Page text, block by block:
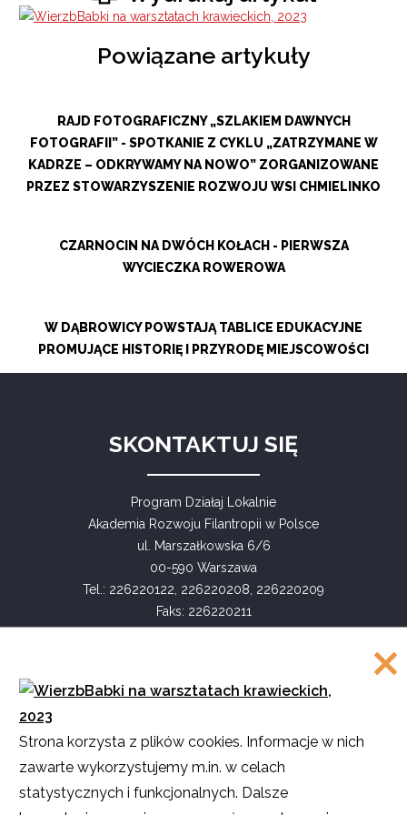
Powiązane artykuły
RAJD FOTOGRAFICZNY „SZLAKIEM DAWNYCH
FOTOGRAFII” - SPOTKANIE Z CYKLU „ZATRZYMANE W
KADRZE – ODKRYWAMY NA NOWO” ZORGANIZOWANE
PRZEZ STOWARZYSZENIE ROZWOJU WSI CHMIELINKO
CZARNOCIN NA DWÓCH KOŁACH - PIERWSZA
WYCIECZKA ROWEROWA
W DĄBROWICY POWSTAJĄ TABLICE EDUKACYJNE
PROMUJĄCE HISTORIĘ I PRZYRODĘ MIEJSCOWOŚCI
SKONTAKTUJ SIĘ
Program Działaj Lokalnie
Akademia Rozwoju Filantropii w Polsce
ul. Marszałkowska 6/6
00-590 Warszawa
Tel.: 226220122, 226220208, 226220209
Faks: 226220211
COPYRIGHT
Akademia Rozwoju Filantropii w Polsce
2016
Projekt i realizacja
Strona korzysta z plików cookies. Informacje w nich
zawarte wykorzystujemy m.in. w celach
statystycznych i funkcjonalnych. Dalsze